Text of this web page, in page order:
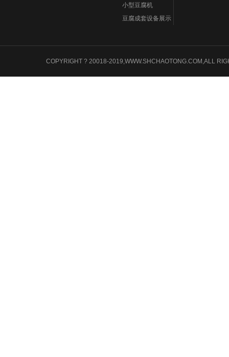
小型豆腐机
豆腐成套设备展示
COPYRIGHT ? 20018-2019,WWW.SHCHAOTONG.COM,ALL